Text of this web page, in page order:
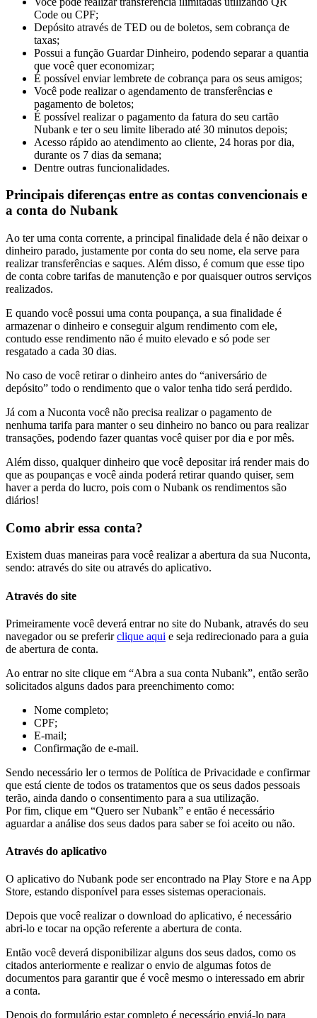
Code ou CPF;
Depósito através de TED ou de boletos, sem cobrança de
taxas;
Possui a função Guardar Dinheiro, podendo separar a quantia
que você quer economizar;
É possível enviar lembrete de cobrança para os seus amigos;
Você pode realizar o agendamento de transferências e
pagamento de boletos;
É possível realizar o pagamento da fatura do seu cartão
Nubank e ter o seu limite liberado até 30 minutos depois;
Acesso rápido ao atendimento ao cliente, 24 horas por dia,
durante os 7 dias da semana;
Dentre outras funcionalidades.
Principais diferenças entre as contas convencionais e
a conta do Nubank
Ao ter uma conta corrente, a principal finalidade dela é não deixar o
dinheiro parado, justamente por conta do seu nome, ela serve para
realizar transferências e saques. Além disso, é comum que esse tipo
de conta cobre tarifas de manutenção e por quaisquer outros serviços
realizados.
E quando você possui uma conta poupança, a sua finalidade é
armazenar o dinheiro e conseguir algum rendimento com ele,
contudo esse rendimento não é muito elevado e só pode ser
resgatado a cada 30 dias.
No caso de você retirar o dinheiro antes do “aniversário de
depósito” todo o rendimento que o valor tenha tido será perdido.
Já com a Nuconta você não precisa realizar o pagamento de
nenhuma tarifa para manter o seu dinheiro no banco ou para realizar
transações, podendo fazer quantas você quiser por dia e por mês.
Além disso, qualquer dinheiro que você depositar irá render mais do
que as poupanças e você ainda poderá retirar quando quiser, sem
haver a perda do lucro, pois com o Nubank os rendimentos são
diários!
Como abrir essa conta?
Existem duas maneiras para você realizar a abertura da sua Nuconta,
sendo: através do site ou através do aplicativo.
Através do site
Primeiramente você deverá entrar no site do Nubank, através do seu
navegador ou se preferirclique aqui e seja redirecionado para a guia
de abertura de conta.
Ao entrar no site clique em “Abra a sua conta Nubank”, então serão
solicitados alguns dados para preenchimento como:
Nome completo;
CPF;
E-mail;
Confirmação de e-mail.
Sendo necessário ler o termos de Política de Privacidade e confirmar
que está ciente de todos os tratamentos que os seus dados pessoais
terão, ainda dando o consentimento para a sua utilização.
Por fim, clique em “Quero ser Nubank” e então é necessário
aguardar a análise dos seus dados para saber se foi aceito ou não.
Através do aplicativo
O aplicativo do Nubank pode ser encontrado na Play Store e na App
Store, estando disponível para esses sistemas operacionais.
Depois que você realizar o download do aplicativo, é necessário
abri-lo e tocar na opção referente a abertura de conta.
Então você deverá disponibilizar alguns dos seus dados, como os
citados anteriormente e realizar o envio de algumas fotos de
documentos para garantir que é você mesmo o interessado em abrir
a conta.
Depois do formulário estar completo é necessário enviá-lo para